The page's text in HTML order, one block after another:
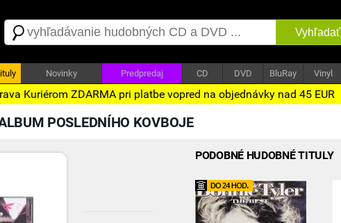
Vyhľadať
Novinky Predpredaj CD DVD BluRay Vinyl
Kuriérom ZDARMA pri platbe vopred na objednávky nad 45 EUR
POSLEDNÍHO KOVBOJE
PODOBNÉ HUDOBNÉ TITULY